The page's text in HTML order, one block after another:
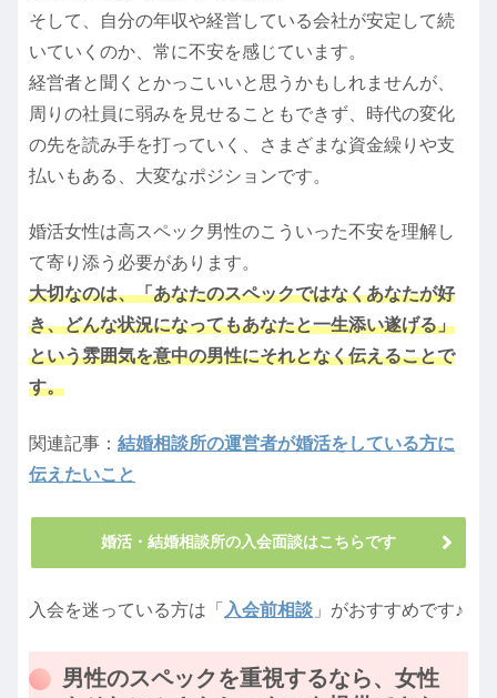
そして、自分の年収や経営している会社が安定して続
いていくのか、常に不安を感じています。
経営者と聞くとかっこいいと思うかもしれませんが、
周りの社員に弱みを見せることもできず、時代の変化
の先を読み手を打っていく、さまざまな資金繰りや支
払いもある、大変なポジションです。
婚活女性は高スペック男性のこういった不安を理解し
て寄り添う必要があります。
大切なのは、「あなたのスペックではなくあなたが好
き、どんな状況になってもあなたと一生添い遂げる」
という雰囲気を意中の男性にそれとなく伝えることで
す。
関連記事： 結婚相談所の運営者が婚活をしている方に
伝えたいこと
婚活・結婚相談所の入会面談はこちらです
入会を迷っている方は「 入会前相談 」がおすすめです♪
男性のスペックを重視するなら、女性